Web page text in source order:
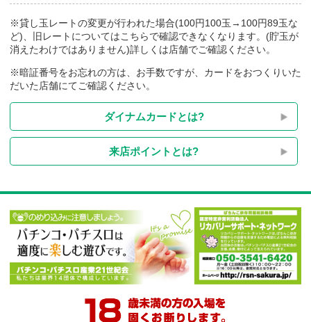
※貸し玉レートの変更が行われた場合(100円100玉→100円89玉
消えたわけではありません)詳しくは店舗でご確認ください。
だいた店舗にてご確認ください。
ダイナムカードとは?